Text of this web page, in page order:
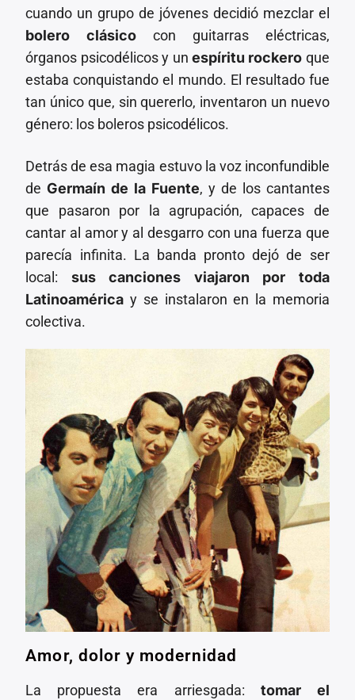
cuando un grupo de jóvenes decidió mezclar el
bolero clásico con guitarras eléctricas,
órganos psicodélicos y un espíritu rockero que
estaba conquistando el mundo. El resultado fue
tan único que, sin quererlo, inventaron un nuevo
género: los boleros psicodélicos.
Detrás de esa magia estuvo la voz inconfundible
deGermaín de la Fuente, y de los cantantes
que pasaron por la agrupación, capaces de
cantar al amor y al desgarro con una fuerza que
parecía infinita. La banda pronto dejó de ser
local: sus canciones viajaron por toda
Latinoamérica y se instalaron en la memoria
colectiva.
Amor, dolor y modernidad
La propuesta era arriesgada: tomar el